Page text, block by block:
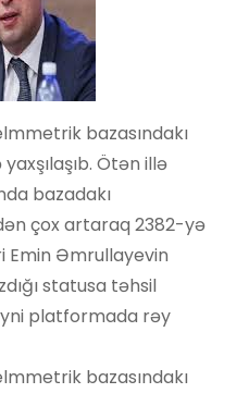
bazasındakı
Ötən illə
bazadakı
çox artaraq 2382-yə
Emin Əmrullayevin
statusa təhsil
platformada rəy
bazasındakı